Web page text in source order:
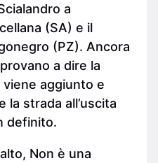
a
(SA) e il
(PZ). Ancora
a dire la
aggiunto e
strada all’uscita
definito.
Non è una